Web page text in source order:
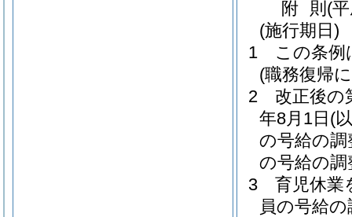
附 則 (
(施行期日)
1
この条例
(職務復帰
2
改正後の
年8月1日 (
の号給の
の号給の
3
育児休業
員の号給